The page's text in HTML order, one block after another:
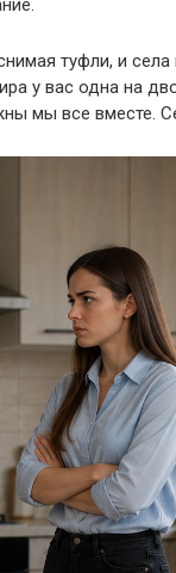
туфли, и
у вас одна на
мы все вместе.